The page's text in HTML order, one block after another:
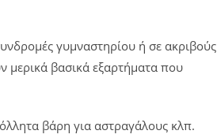
γυμναστηρίου ή σε ακριβούς
μερικά βασικά εξαρτήματα που
βάρη για αστραγάλους κλπ.